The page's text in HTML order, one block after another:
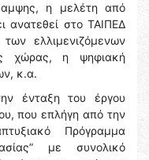
η μελέτη από
ανατεθεί στο ΤΑΙΠΕΔ
ελλιμενιζόμενων
χώρας, η ψηφιακή
κ.α.
ένταξη του έργου
που επλήγη από την
Πρόγραμμα
με συνολικό